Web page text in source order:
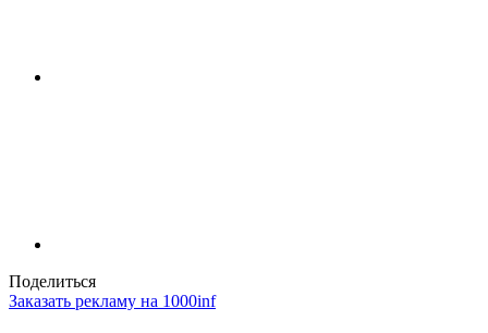
Поделиться
Заказать рекламу на 1000inf